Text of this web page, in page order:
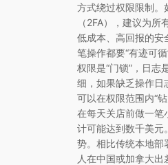
方式绕过权限限制。
（2FA），建议为
低成本、高回报的安
笔操作都要“有迹可
权限是“门锁”，日志
细，如果缺乏操作日
可以在权限范围内“
在每天关店前做一笔
计可能达到数千美元
势。相比传统本地部
人在中国或加拿大